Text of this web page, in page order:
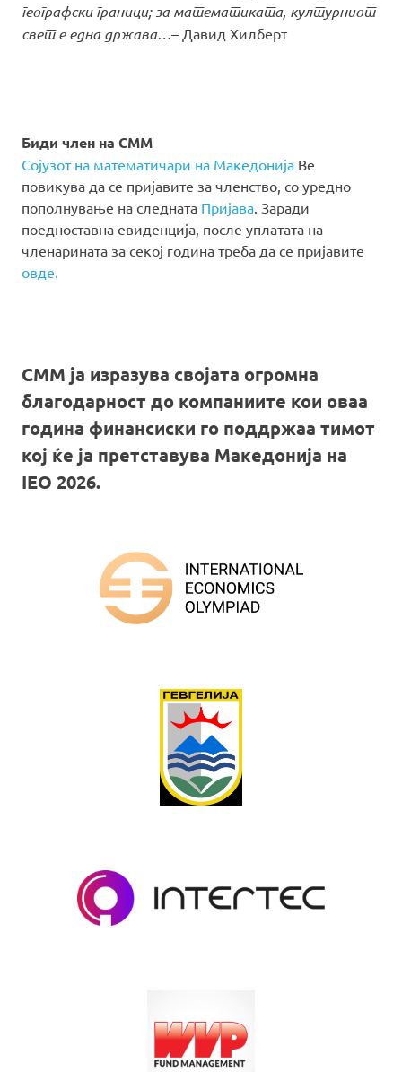
географски граници; за математиката, културниот
свет е една држава…– Давид Хилберт
Биди член на СММ
Сојузот на математичари на Македонија Ве
повикува да се пријавите за членство, со уредно
пополнување на следната Пријава . Заради
поедноставна евиденција, после уплатата на
членарината за секој година треба да се пријавите
овде.
СММ ја изразува својата огромна
благодарност до компаниите кои оваа
година финансиски го поддржаа тимот
кој ќе ја претставува Македонија на
IEO 2026.